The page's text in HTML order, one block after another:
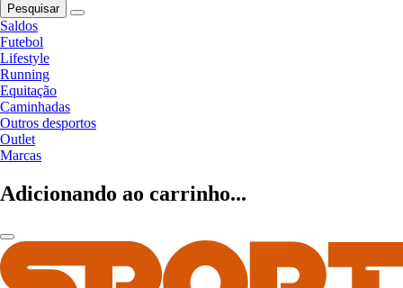
Pesquisar
Saldos
Futebol
Lifestyle
Running
Equitação
Caminhadas
Outros desportos
Outlet
Marcas
Adicionando ao carrinho...